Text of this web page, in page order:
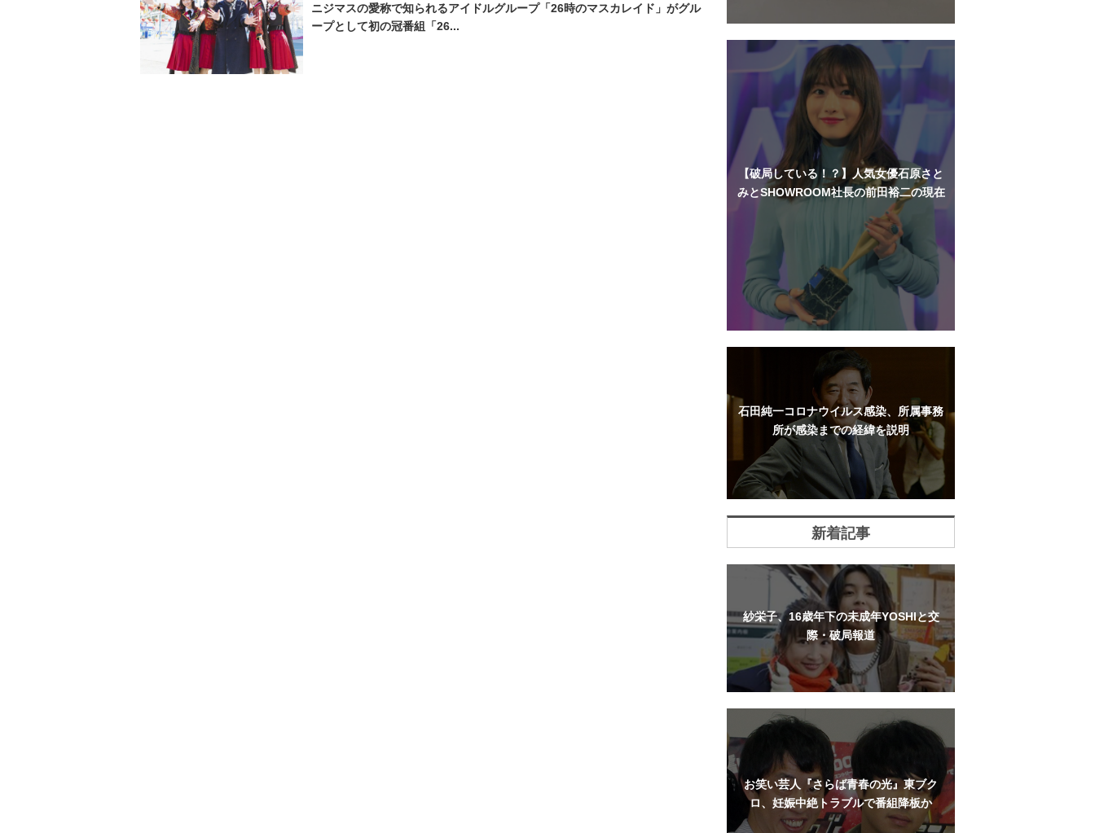
ニジマスの愛称で知られるアイドルグループ「26時のマスカレイド」がグル
ープとして初の冠番組「26...
【破局している！？】人気女優石原さと
みとSHOWROOM社長の前田裕二の現在
石田純一コロナウイルス感染、所属事務
所が感染までの経緯を説明
新着記事
紗栄子、16歳年下の未成年YOSHIと交
際・破局報道
お笑い芸人『さらば青春の光』東ブク
ロ、妊娠中絶トラブルで番組降板か